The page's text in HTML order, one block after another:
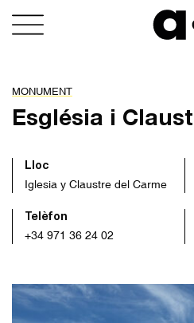
Skip
MONUMENT
Església i
Lloc
Iglesia y Claustre del Carme
Telèfon
+34 971 36 24 02